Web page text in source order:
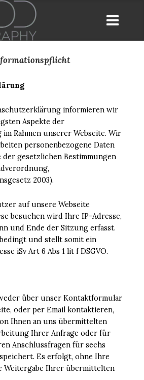
informieren wir
Aspekte der
Rahmen unserer Webseite. Wir
personenbezogene Daten
gesetzlichen Bestimmungen
2003).
auf unsere Webseite
besuchen wird Ihre IP-Adresse,
und Ende der Sitzung erfasst.
und stellt somit ein
iSv Art 6 Abs 1 lit f DSGVO.
über unser Kontaktformular
oder per Email kontaktieren,
Ihnen an uns übermittelten
Ihrer Anfrage oder für
Anschlussfragen für sechs
Es erfolgt, ohne Ihre
Weitergabe Ihrer übermittelten